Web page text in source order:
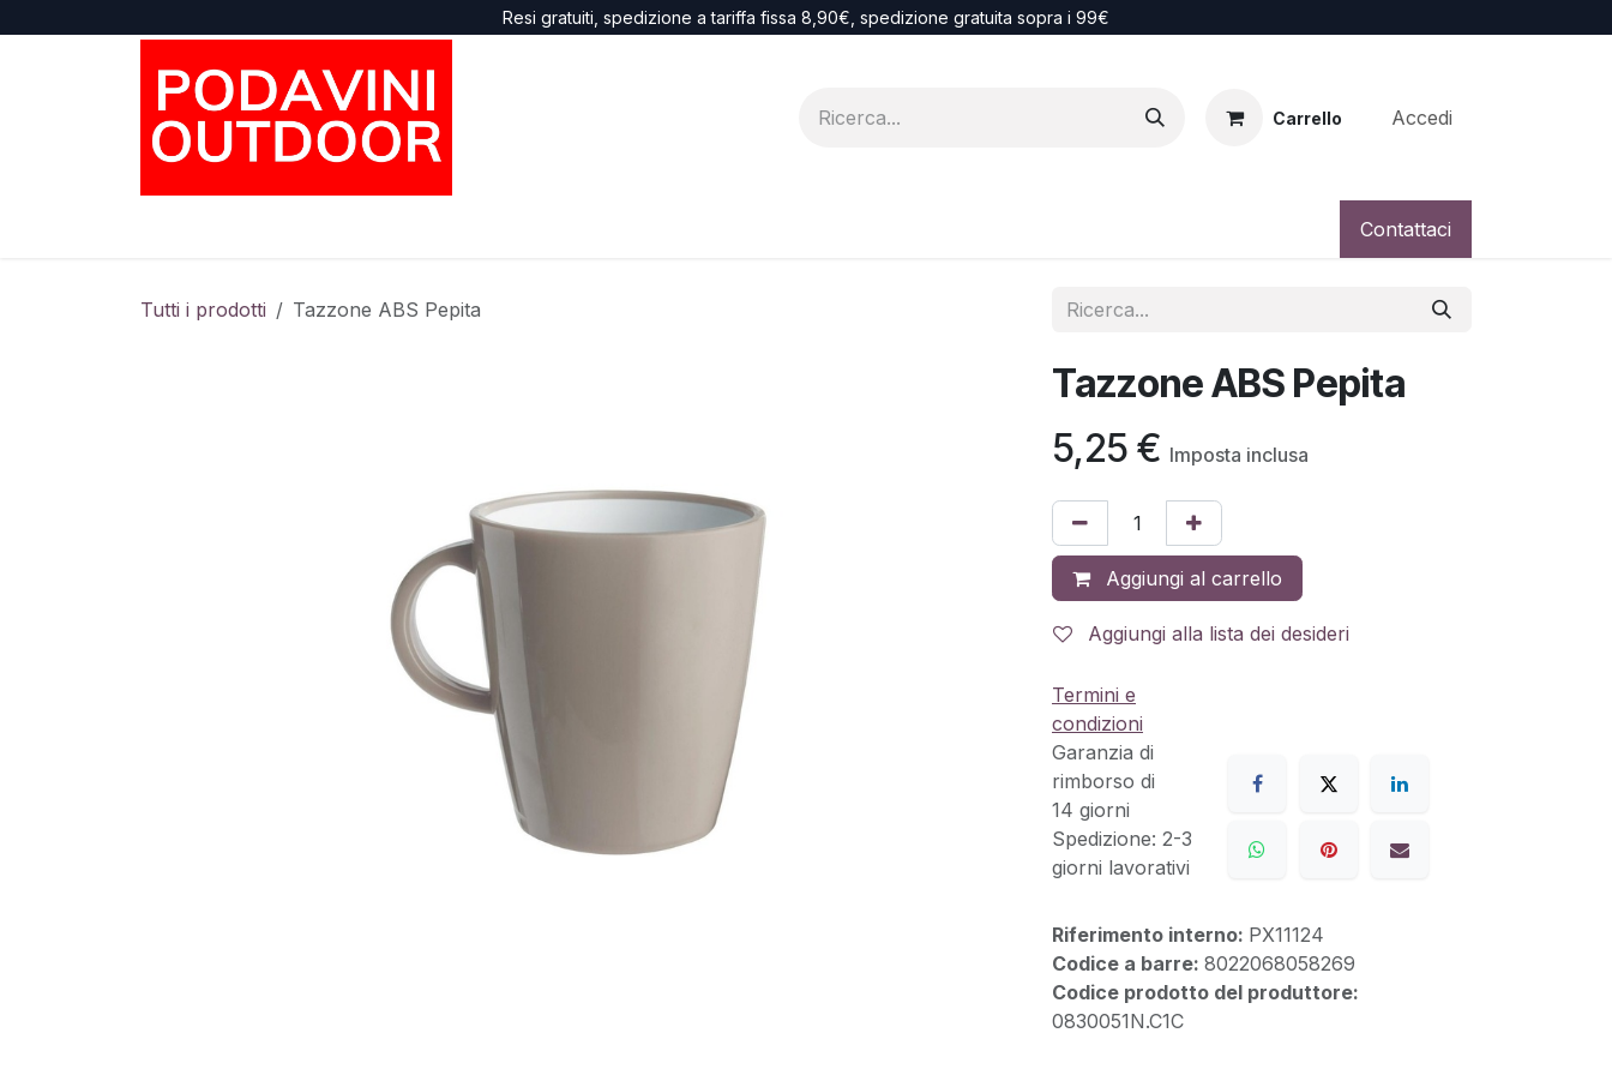
Resi gratuiti, spedizione a tariffa fissa 8,90€, spedizione gratuita sopra i 99€
Carrello Accedi
Contattaci
Tutti i prodotti Tazzone ABS Pepita
Tazzone ABS Pepita
5,25 € Imposta inclusa
Aggiungi al carrello
Aggiungi alla lista dei desideri
Termini e
condizioni
Garanzia di
rimborso di
14 giorni
Spedizione: 2-3
giorni lavorativi
Riferimento interno: PX11124
Codice a barre: 8022068058269
Codice prodotto del produttore:
0830051N.C1C